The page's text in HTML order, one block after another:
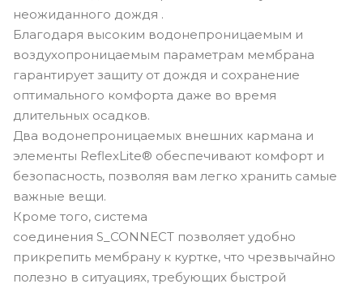
неожиданного дождя .
Благодаря высоким водонепроницаемым и
воздухопроницаемым параметрам мембрана
гарантирует защиту от дождя и сохранение
оптимального комфорта даже во время
длительных осадков.
Два водонепроницаемых внешних кармана и
элементы ReflexLite® обеспечивают комфорт и
безопасность, позволяя вам легко хранить самые
важные вещи.
Кроме того, система
соединения S_CONNECT позволяет удобно
прикрепить мембрану к куртке, что чрезвычайно
полезно в ситуациях, требующих быстрой